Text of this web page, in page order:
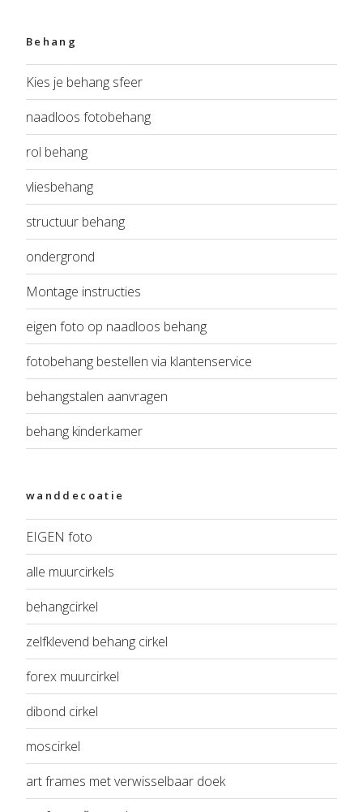
Behang
Kies je behang sfeer
naadloos fotobehang
rol behang
vliesbehang
structuur behang
ondergrond
Montage instructies
eigen foto op naadloos behang
fotobehang bestellen via klantenservice
behangstalen aanvragen
behang kinderkamer
wanddecoatie
EIGEN foto
alle muurcirkels
behangcirkel
zelfklevend behang cirkel
forex muurcirkel
dibond cirkel
moscirkel
art frames met verwisselbaar doek